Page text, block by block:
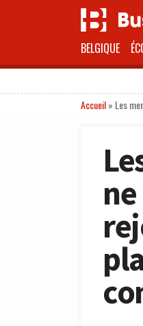
BELGIQUE
Accueil» Les